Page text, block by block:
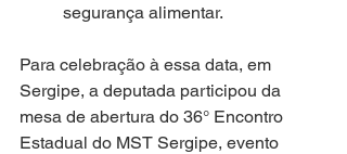
segurança alimentar.
Para celebração à essa data, em
Sergipe, a deputada participou da
mesa de abertura do 36° Encontro
Estadual do MST Sergipe, evento